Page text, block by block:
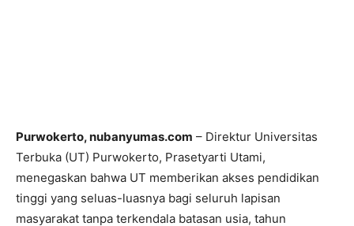
Purwokerto, nubanyumas.com – Direktur Universitas
Terbuka (UT) Purwokerto, Prasetyarti Utami,
menegaskan bahwa UT memberikan akses pendidikan
tinggi yang seluas-luasnya bagi seluruh lapisan
masyarakat tanpa terkendala batasan usia, tahun